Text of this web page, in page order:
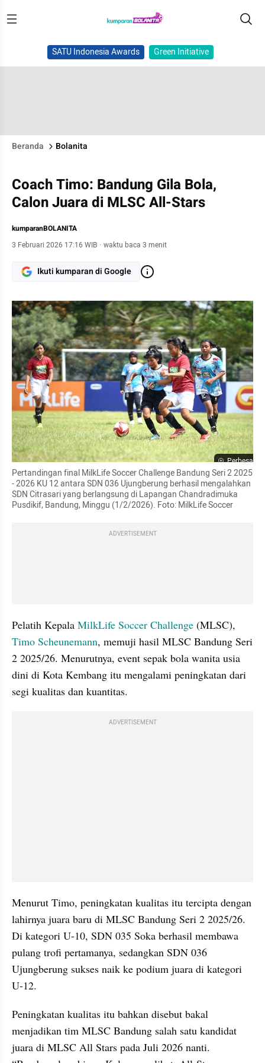
SATU Indonesia Awards Green Initiative
Beranda Bolanita
Coach Timo: Bandung Gila Bola,
Calon Juara di MLSC All-Stars
kumparanBOLANITA
3 Februari 2026 17:16 WIB · waktu baca 3 menit
Ikuti kumparan di Google
Perbesar
Pertandingan final MilkLife Soccer Challenge Bandung Seri 2 2025
- 2026 KU 12 antara SDN 036 Ujungberung berhasil mengalahkan
SDN Citrasari yang berlangsung di Lapangan Chandradimuka
Pusdikif, Bandung, Minggu (1/2/2026). Foto: MilkLife Soccer
ADVERTISEMENT
Pelatih Kepala MilkLife Soccer Challenge
Timo Scheunemann, memuji hasil MLSC Bandung Seri
2 2025/26. Menurutnya, event sepak bola wanita usia
dini di Kota Kembang itu mengalami peningkatan dari
segi kualitas dan kuantitas.
ADVERTISEMENT
Menurut Timo, peningkatan kualitas itu tercipta dengan
lahirnya juara baru di MLSC Bandung Seri 2 2025/26.
Di kategori U-10, SDN 035 Soka berhasil membawa
pulang trofi pertamanya, sedangkan SDN 036
Ujungberung sukses naik ke podium juara di kategori
U-12.
Peningkatan kualitas itu bahkan disebut bakal
menjadikan tim MLSC Bandung salah satu kandidat
juara di MLSC All Stars pada Juli 2026 nanti.